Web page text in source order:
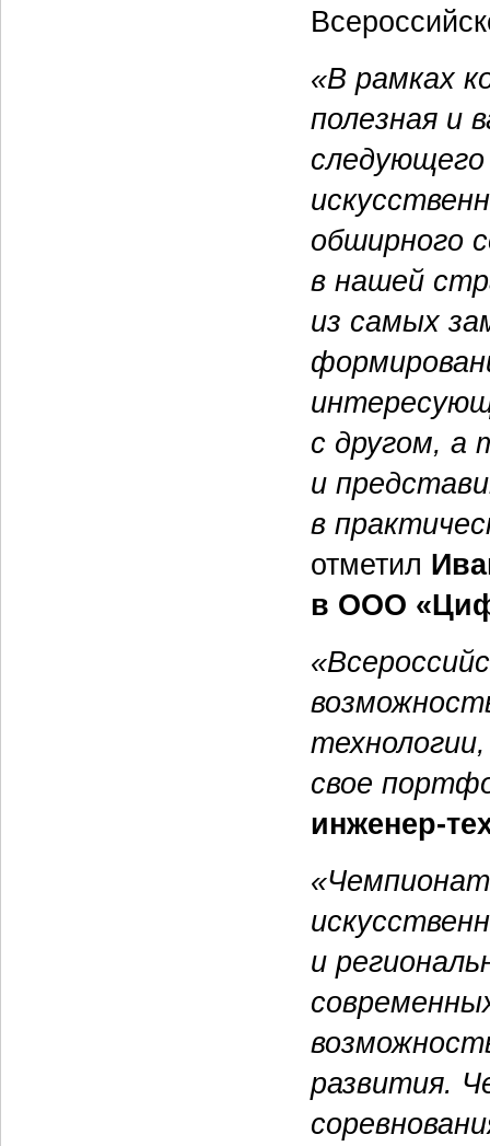
«В рамках
полезная и
обширного
в нашей
из самых
с другом, а
и
в
отметил
в ООО
свое
инженер-
и
развития.